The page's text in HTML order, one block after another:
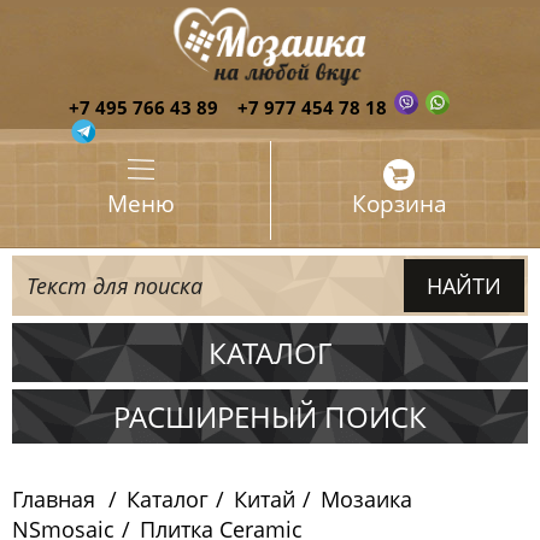
+7 495 766 43 89 +7 977 454 78 18
Меню Корзина
КАТАЛОГ
Испания
Китай
РАСШИРЕНЫЙ ПОИСК
Главная Каталог Китай
Мозаика
NSmosaic
Плитка Ceramic